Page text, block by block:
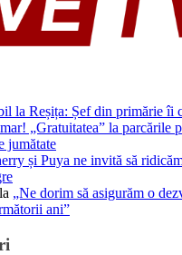
la Reșița: Șef din primărie îi
„Gratuitatea” la parcările
jumătate
și Puya ne invită să
la „Ne dorim să asigurăm o
ani”